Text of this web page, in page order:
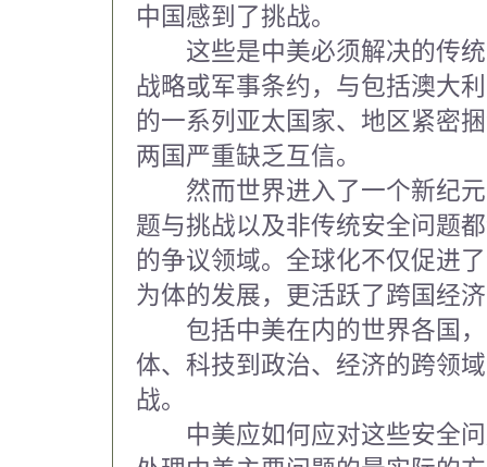
中国感到了挑战。
这些是中美必须解决的传统
战略或军事条约，与包括澳大
的一系列亚太国家、地区紧密
两国严重缺乏互信。
然而世界进入了一个新纪元
题与挑战以及非传统安全问题
的争议领域。全球化不仅促进
为体的发展，更活跃了跨国经
包括中美在内的世界各国，
体、科技到政治、经济的跨领
战。
中美应如何应对这些安全问